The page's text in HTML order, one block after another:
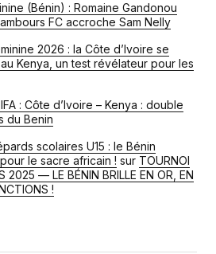
(Bénin) : Romaine Gandonou
FC accroche Sam Nelly
2026 : la Côte d’Ivoire se
Kenya, un test révélateur pour les
: Côte d’Ivoire – Kenya : double
du Benin
scolaires U15 : le Bénin
le sacre africain ! sur TOURNOI
2025 — LE BÉNIN BRILLE EN OR, EN
!